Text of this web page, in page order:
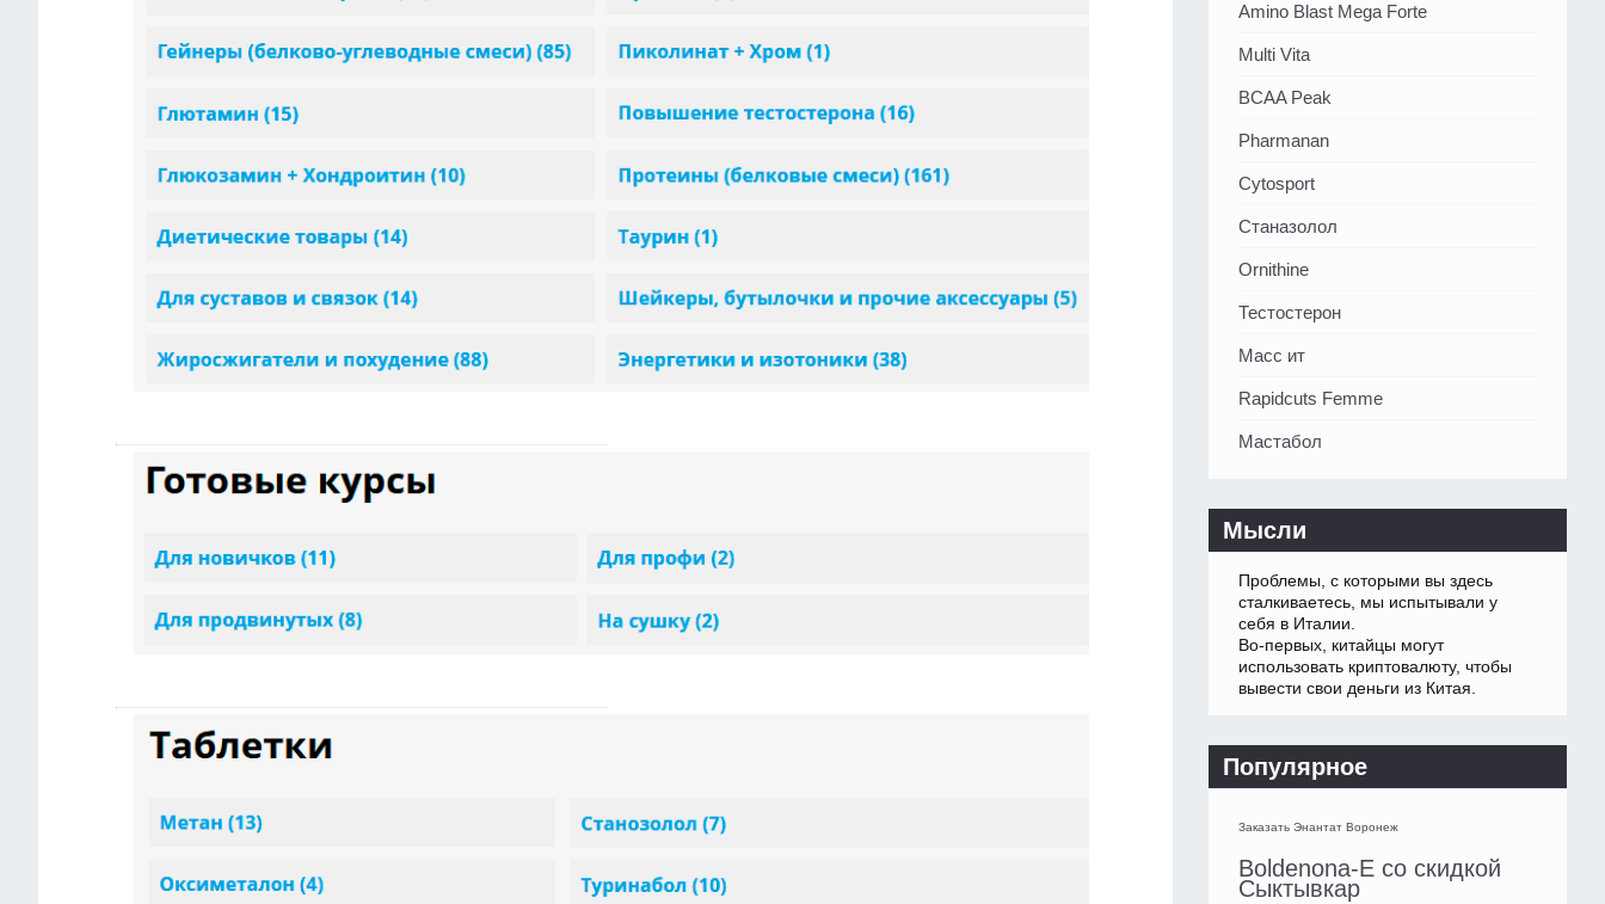
Amino Blast Mega Forte
Multi Vita
BCAA Peak
Pharmanan
Cytosport
Станазолол
Ornithine
Тестостерон
Масс ит
Rapidcuts Femme
Мастабол
Мысли
Проблемы, с которыми вы здесь
сталкиваетесь, мы испытывали у
себя в Италии.
Во-первых, китайцы могут
использовать криптовалюту, чтобы
вывести свои деньги из Китая.
Популярное
Заказать Энантат Воронеж
Boldenona-E со скидкой
Сыктывкар